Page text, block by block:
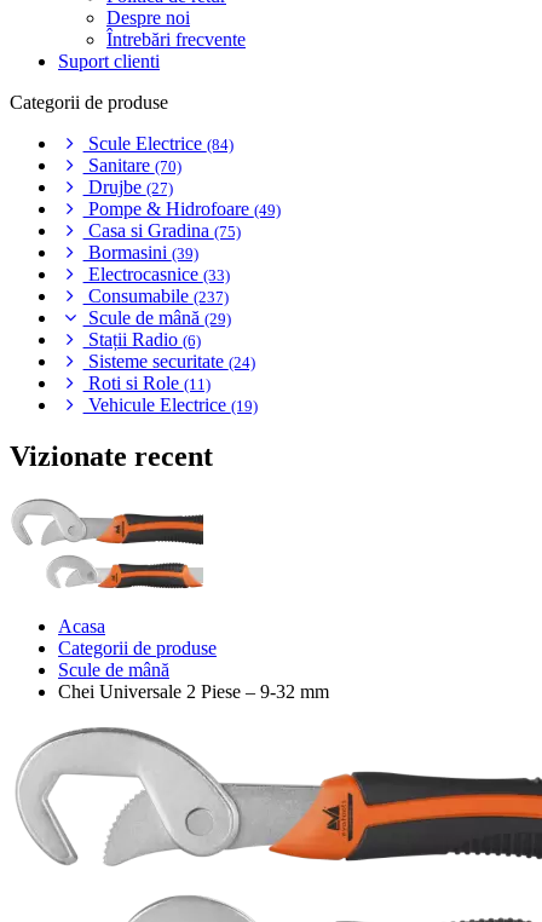
Despre noi
Întrebări frecvente
Suport clienti
Categorii de produse
Scule Electrice (84)
Sanitare (70)
Drujbe (27)
Pompe & Hidrofoare (49)
Casa si Gradina (75)
Bormasini (39)
Electrocasnice (33)
Consumabile (237)
Scule de mână (29)
Stații Radio (6)
Sisteme securitate (24)
Roti si Role (11)
Vehicule Electrice (19)
Vizionate recent
Acasa
Categorii de produse
Scule de mână
Chei Universale 2 Piese – 9-32 mm